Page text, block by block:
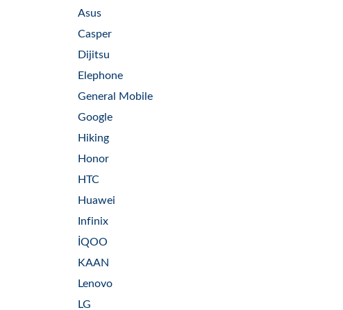
Asus
Casper
Dijitsu
Elephone
General Mobile
Google
Hiking
Honor
HTC
Huawei
Infinix
İQOO
KAAN
Lenovo
LG